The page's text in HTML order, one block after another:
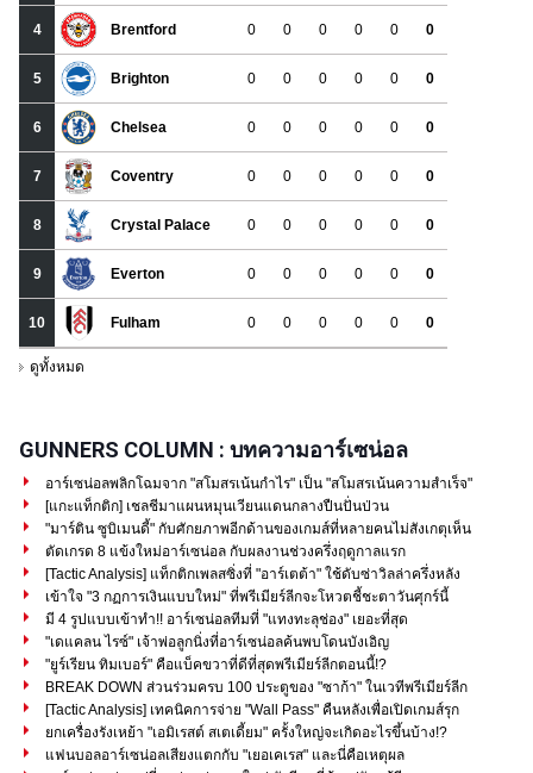
GUNNERS COLUMN : บทความอาร์เซน่อล
อาร์เซน่อลพลิกโฉมจาก "สโมสรเน้นกำไร" เป็น "สโมสรเน้นความสำเร็จ"
[แกะแท็กติก] เชลชีมาแผนหมุนเวียนแดนกลางปืนปั่นป่วน
"มาร์ติน ซูบิเมนดี้" กับศักยภาพอีกด้านของเกมส์ที่หลายคนไม่สังเกตุเห็น
ตัดเกรด 8 แข้งใหม่อาร์เซน่อล กับผลงานช่วงครึ่งฤดูกาลแรก
[Tactic Analysis] แท็กติกเพลสซิ่งที่ "อาร์เตต้า" ใช้ดับซ่าวิลล่าครึ่งหลัง
เข้าใจ "3 กฏการเงินแบบใหม่" ที่พรีเมียร์ลีกจะโหวตชี้ชะตาวันศุกร์นี้
มี 4 รูปแบบเข้าทำ!! อาร์เซน่อลทีมที่ "แทงทะลุช่อง" เยอะที่สุด
"เดแคลน ไรซ์" เจ้าพ่อลูกนิ่งที่อาร์เซน่อลค้นพบโดนบังเอิญ
"ยูร์เรียน ทิมเบอร์" คือแบ็คขวาที่ดีที่สุดพรีเมียร์ลีกตอนนี้!?
BREAK DOWN ส่วนร่วมครบ 100 ประตูของ "ซาก้า" ในเวทีพรีเมียร์ลีก
[Tactic Analysis] เทคนิคการจ่าย "Wall Pass" คืนหลังเพื่อเปิดเกมส์รุก
ยกเครื่องรังเหย้า "เอมิเรสต์ สเตเดี้ยม" ครั้งใหญ่จะเกิดอะไรขึ้นบ้าง!?
แฟนบอลอาร์เซน่อลเสียงแตกกับ "เยอเคเรส" และนี่คือเหตุผล